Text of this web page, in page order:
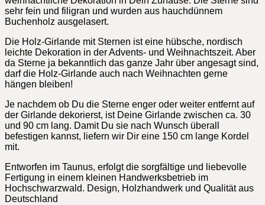
sehr fein und filigran und wurden aus hauchdünnem
Buchenholz ausgelasert.
Die Holz-Girlande mit Sternen ist eine hübsche, nordisch
leichte Dekoration in der Advents- und Weihnachtszeit. Aber
da Sterne ja bekanntlich das ganze Jahr über angesagt sind,
darf die Holz-Girlande auch nach Weihnachten gerne
hängen bleiben!
Je nachdem ob Du die Sterne enger oder weiter entfernt auf
der Girlande dekorierst, ist Deine Girlande zwischen ca. 30
und 90 cm lang. Damit Du sie nach Wunsch überall
befestigen kannst, liefern wir Dir eine 150 cm lange Kordel
mit.
Entworfen im Taunus, erfolgt die sorgfältige und liebevolle
Fertigung in einem kleinen Handwerksbetrieb im
Hochschwarzwald. Design, Holzhandwerk und Qualität aus
Deutschland